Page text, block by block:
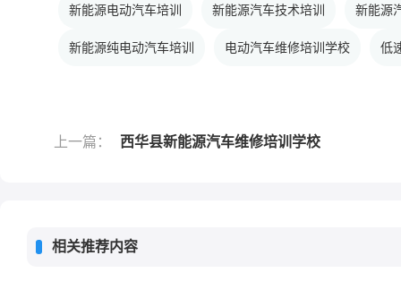
新能源电动汽车培训 新能源汽车技术培训 新能源
新能源纯电动汽车培训 电动汽车维修培训学校 低
上一篇： 西华县新能源汽车维修培训学校
相关推荐内容